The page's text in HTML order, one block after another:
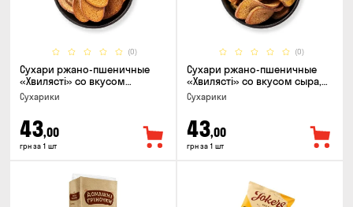
(0)
Сухари ржано-пшеничные
«Хвилясті» со вкусом
чеснока, 75г
Сухарики
43,00
грн за 1 шт
(0)
Сухари ржано-пшеничные
«Хвилясті» со вкусом сыра,
75г
Сухарики
43,00
грн за 1 шт